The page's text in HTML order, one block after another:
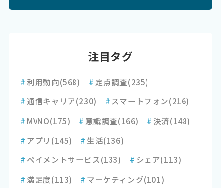
注目タグ
#利用動向(568) # 定点調査(235)
#通信キャリア(230) # スマートフォン(216)
# MVNO(175) # 意識調査(166) # 決済(148)
# アプリ (145) # 生活(136)
# ペイメントサービス(133) # シェア(113)
#満足度(113) # マーケティング(101)